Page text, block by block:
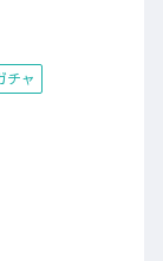
チャ